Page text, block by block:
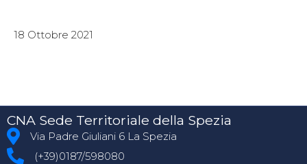
18 Ottobre 2021
CNA Sede Territoriale della Spezia
Via Padre Giuliani 6 La Spezia
(+39)0187/598080